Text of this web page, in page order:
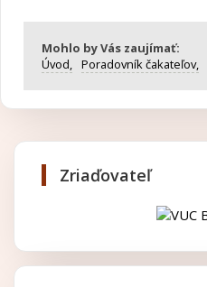
Mohlo by Vás zaujímať:
Úvod, Poradovník čakateľov,
Zriaďovateľ